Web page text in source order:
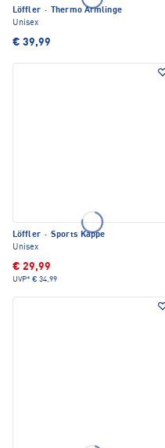
Löffler ·
Thermo Armlinge
Unisex
€ 39,99
Löffler · Sports Kappe
Unisex
€ 29,99
UVP* € 34,99